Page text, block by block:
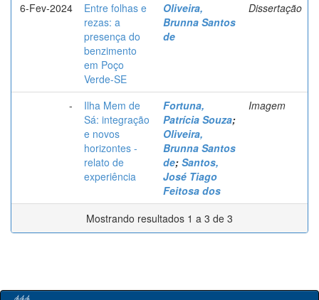
6-Fev-2024
Entre folhas e
rezas: a
presença do
benzimento
em Poço
Verde-SE
Oliveira,
Brunna Santos
de
Dissertação
-
Ilha Mem de
Sá: integração
e novos
horizontes -
relato de
experiência
Fortuna,
Patrícia Souza;
Oliveira,
Brunna Santos
de; Santos,
José Tiago
Feitosa dos
Imagem
Mostrando resultados 1 a 3 de 3